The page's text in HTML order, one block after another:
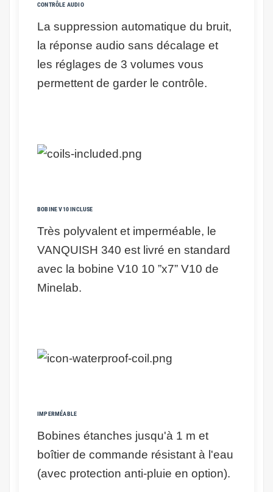
CONTRÔLE AUDIO
La suppression automatique du bruit,
la réponse audio sans décalage et
les réglages de 3 volumes vous
permettent de garder le contrôle.
BOBINE V10 INCLUSE
Très polyvalent et imperméable, le
VANQUISH 340 est livré en standard
avec la bobine V10 10 ”x7” V10 de
Minelab.
IMPERMÉABLE
Bobines étanches jusqu'à 1 m et
boîtier de commande résistant à l'eau
(avec protection anti-pluie en option).